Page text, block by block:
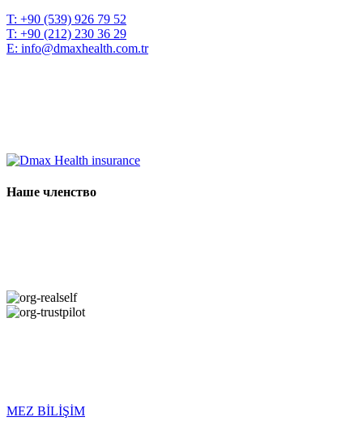
T: +90 (539) 926 79 52
T: +90 (212) 230 36 29
E: info@dmaxhealth.com.tr
Наше членство
MEZ BİLİŞİM